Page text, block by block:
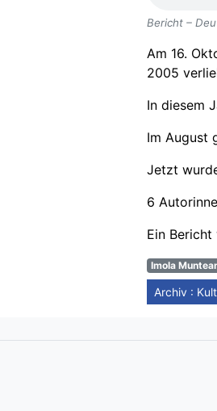
Bericht –
Am 16.
2005
In diesem
Im August
Jetzt
6
Ein Bericht
Imola
Archiv :